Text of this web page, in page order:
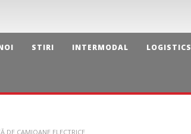
STIRI INTERMODAL LOGISTICS
DE CAMIOANE ELECTRICE